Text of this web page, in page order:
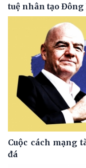
tuệ nhân tạo Đông
Cuộc cách mạng
đá